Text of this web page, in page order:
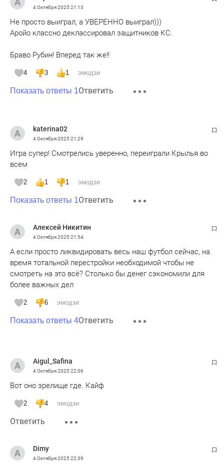
4 Октября 202521:13
Не просто выиграл, а УВЕРЕННО выиграл)))
Аройо классно деклассировал защитников КС.
Браво Рубин! Вперед так же!!
4 3 1 эмодзи
Показать ответы 1Ответить
katerina02
4 Октября 202521:29
Игра супер! Смотрелись уверенно, переиграли Крылья во
всем
2 1 1 эмодзи
Показать ответы 1Ответить
Алексей Никитин
4 Октября 202521:54
А если просто ликвидировать весь наш футбол сейчас, на
время тотальной перестройки необходимой чтобы не
смотреть на это всё? Столько бы денег сэкономили для
более важных дел
2 6 эмодзи
Показать ответы 4Ответить
Aigul_Safina
4 Октября 202522:06
Вот оно зрелище где. Кайф
2 4 эмодзи
Ответить
Dimy
4 Октября 202522:39